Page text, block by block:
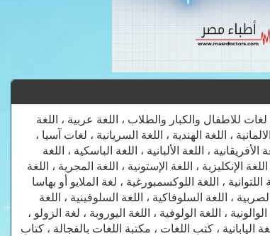
للاطفال والكبار والطلاب ، اللغة عربية ، اللغة
، اللغة الهندية ، اللغة السريانية ، لغات آسيا ،
، اللغة الألبانية ، اللغة الباسكية ، اللغة
الإنكليزية ، اللغة الإستونية ، اللغة المجرية ، اللغة
اللتوانية ، اللغة اللوكسمبورغية ، لغة الملايو أو بهاسا
، اللغة السلوفاكية ، اللغة السلوفينية ، اللغة
، اللغة الولوفية ، اللغة اليوروبة ، لغة الزولو ،
اليابانية ، كتب اللغات ، مكتبة اللغات بالفجالة ، كتاب